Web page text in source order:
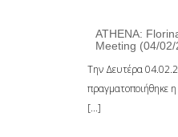
ATHENA:
Meeting (04/02/
Την Δευτέρα
πραγματοποιήθηκε
[...]